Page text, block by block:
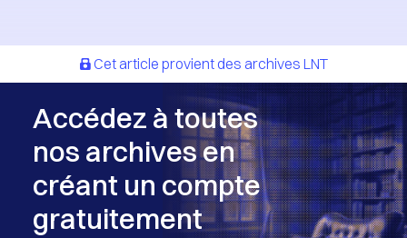
Cet article provient des archives LNT
Accédez à toutes
nos archives en
créant un compte
gratuitement